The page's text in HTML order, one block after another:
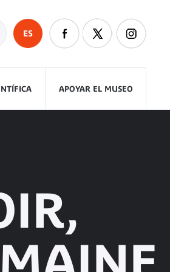
ES
APOYAR EL MUSEO